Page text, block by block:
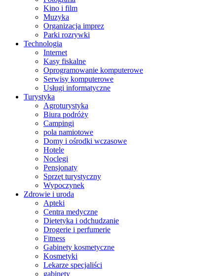
Kino i film
Muzyka
Organizacja imprez
Parki rozrywki
Technologia
Internet
Kasy fiskalne
Oprogramowanie komputerowe
Serwisy komputerowe
Usługi informatyczne
Turystyka
Agroturystyka
Biura podróży
Campingi
pola namiotowe
Domy i ośrodki wczasowe
Hotele
Noclegi
Pensjonaty
Sprzęt turystyczny
Wypoczynek
Zdrowie i uroda
Apteki
Centra medyczne
Dietetyka i odchudzanie
Drogerie i perfumerie
Fitness
Gabinety kosmetyczne
Kosmetyki
Lekarze specjaliści
gabinety